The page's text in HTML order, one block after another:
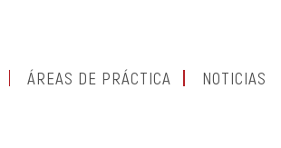
ÁREAS DE PRÁCTICA NOTICIAS